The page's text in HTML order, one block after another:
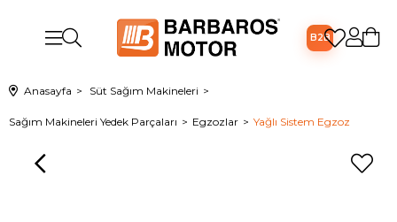
B2B
Anasayfa Süt Sağım Makineleri
Sağım Makineleri Yedek Parçaları Egzozlar Yağlı Sistem Egzoz